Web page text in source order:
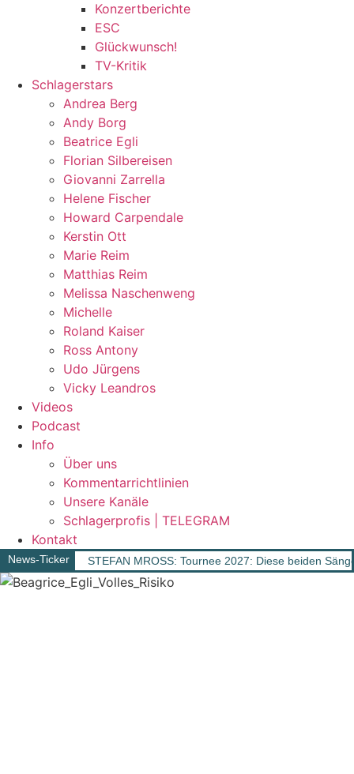
Konzertberichte
ESC
Glückwunsch!
TV-Kritik
Schlagerstars
Andrea Berg
Andy Borg
Beatrice Egli
Florian Silbereisen
Giovanni Zarrella
Helene Fischer
Howard Carpendale
Kerstin Ott
Marie Reim
Matthias Reim
Melissa Naschenweng
Michelle
Roland Kaiser
Ross Antony
Udo Jürgens
Vicky Leandros
Videos
Podcast
Info
Über uns
Kommentarrichtlinien
Unsere Kanäle
Schlagerprofis | TELEGRAM
Kontakt
News-Ticker STEFAN MROSS: Tournee 2027: Diese beiden